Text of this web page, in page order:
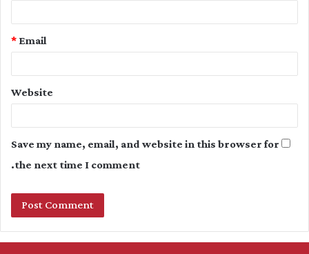
Email
*
Website
Save my name, email, and website in this browser for
the next time I comment.